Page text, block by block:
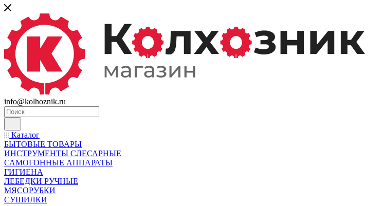
info@kolhoznik.ru
Каталог
БЫТОВЫЕ ТОВАРЫ
ИНСТРУМЕНТЫ СЛЕСАРНЫЕ
САМОГОННЫЕ АППАРАТЫ
ГИГИЕНА
ЛЕБЕДКИ РУЧНЫЕ
МЯСОРУБКИ
СУШИЛКИ